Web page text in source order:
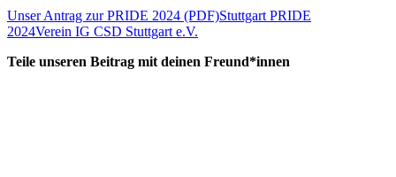
Unser Antrag zur PRIDE 2024 (PDF)Stuttgart PRIDE
2024Verein IG CSD Stuttgart e.V.
Teile unseren Beitrag mit deinen Freund*innen